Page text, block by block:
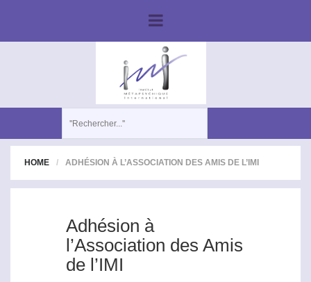
HOME ADHÉSION À L’ASSOCIATION DES AMIS DE L’IMI
Adhésion à
l’Association des Amis
de l’IMI